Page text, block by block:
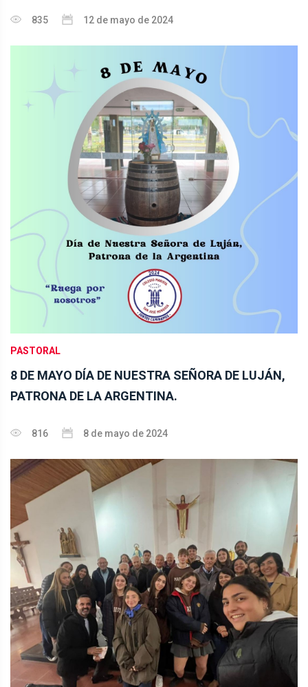
835 12 de mayo de 2024
PASTORAL
8 DE MAYO DÍA DE NUESTRA SEÑORA DE LUJÁN,
PATRONA DE LA ARGENTINA.
816 8 de mayo de 2024